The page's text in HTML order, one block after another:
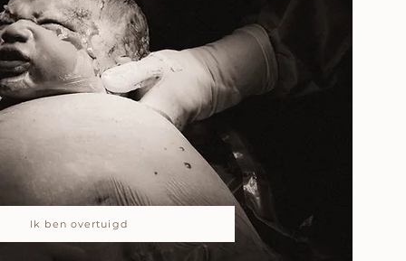
Ik ben overtuigd